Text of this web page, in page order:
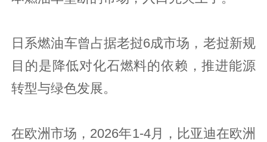
日系燃油车曾占据老挝6成市场，老挝新规
目的是降低对化石燃料的依赖，推进能源
转型与绿色发展。
在欧洲市场，2026年1-4月，比亚迪在欧洲